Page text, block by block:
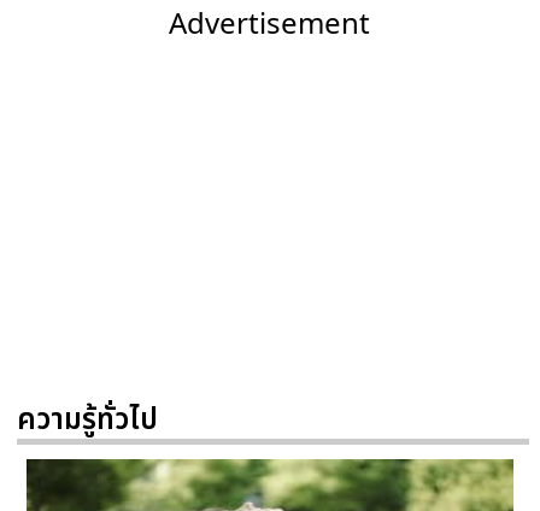
Advertisement
ความรู้ทั่วไป